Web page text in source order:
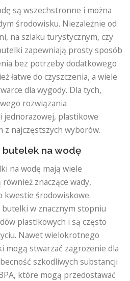
są wszechstronne i można
środowisku. Niezależnie od
na szlaku turystycznym, czy
zapewniają prosty sposób
bez potrzeby dodatkowego
łatwe do czyszczenia, a wiele
dla wygody. Dla tych,
rozwiązania
jednorazowej, plastikowe
najczęstszych wyborów.
na wodę
na wodę mają wiele
znaczące wady,
kwestie środowiskowe.
w znacznym stopniu
plastikowych i są często
Nawet wielokrotnego
mogą stwarzać zagrożenie dla
szkodliwych substancji
które mogą przedostawać